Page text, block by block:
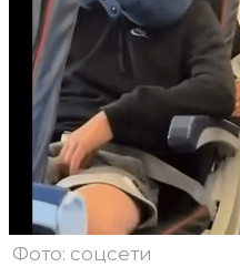
Фото: соцсети